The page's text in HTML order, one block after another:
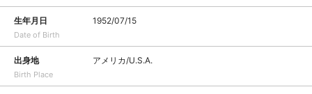
生年月日
Date of Birth
1952/07/15
出身地
Birth Place
アメリカ/U.S.A.